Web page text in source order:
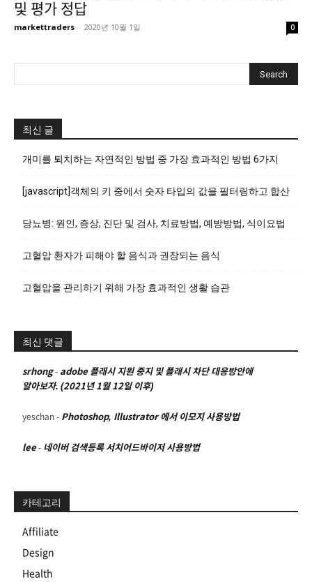
및 평가 정답
markettraders - 2020년 10월 1일 0
최신 글
개미를 퇴치하는 자연적인 방법 중 가장 효과적인 방법 6가지
[javascript]객체의 키 중에서 숫자 타입의 값을 필터링하고 합산
당뇨병: 원인, 증상, 진단 및 검사, 치료방법, 예방방법, 식이요법
고혈압 환자가 피해야 할 음식과 권장되는 음식
고혈압을 관리하기 위해 가장 효과적인 생활 습관
최신 댓글
srhong- adobe 플래시 지원 중지 및 플래시 차단 대응방안에
알아보자. (2021년 1월 12일 이후)
yeschan - Photoshop, Illustrator 에서 이모지 사용방법
lee - 네이버 검색등록 서치어드바이저 사용방법
카테고리
Affiliate
Design
Health